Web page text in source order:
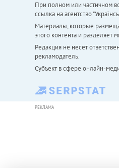
При полном или частичном
ссылка на агентство
Материалы, которые
этого контента и разделяет
Редакция не несет
рекламодатель.
Субъект в сфере онлайн-
РЕКЛАМА